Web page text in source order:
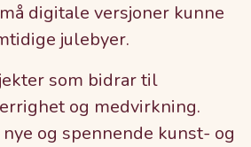
digitale versjoner kunne
julebyer.
som bidrar til
og medvirkning.
og spennende kunst- og